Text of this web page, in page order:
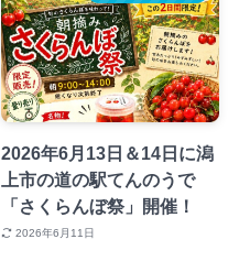
2026年6月13日＆14日に潟
上市の道の駅てんのうで
「さくらんぼ祭」開催！
2026年6月11日